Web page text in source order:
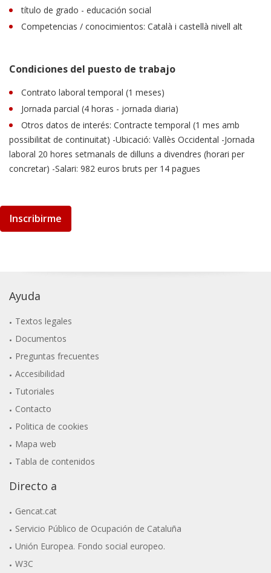
título de grado - educación social
Competencias / conocimientos: Català i castellà nivell alt
Condiciones del puesto de trabajo
Contrato laboral temporal (1 meses)
Jornada parcial (4 horas - jornada diaria)
Otros datos de interés: Contracte temporal (1 mes amb
possibilitat de continuitat) -Ubicació: Vallès Occidental -Jornada
laboral 20 hores setmanals de dilluns a divendres (horari per
concretar) -Salari: 982 euros bruts per 14 pagues
Inscribirme
Ayuda
Textos legales
Documentos
Preguntas frecuentes
Accesibilidad
Tutoriales
Contacto
Politica de cookies
Mapa web
Tabla de contenidos
Directo a
Gencat.cat
Servicio Público de Ocupación de Cataluña
Unión Europea. Fondo social europeo.
W3C